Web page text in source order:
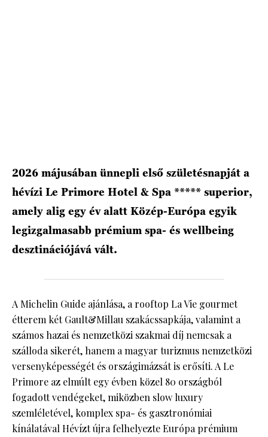
2026 májusában ünnepli első születésnapját a
hévízi Le Primore Hotel & Spa ***** superior,
amely alig egy év alatt Közép-Európa egyik
legizgalmasabb prémium spa- és wellbeing
desztinációjává vált.
A Michelin Guide ajánlása, a rooftop La Vie gourmet
étterem két Gault&Millau szakácssapkája, valamint a
számos hazai és nemzetközi szakmai díj nemcsak a
szálloda sikerét, hanem a magyar turizmus nemzetközi
versenyképességét és országimázsát is erősíti. A Le
Primore az elmúlt egy évben közel 80 országból
fogadott vendégeket, miközben slow luxury
szemléletével, komplex spa- és gasztronómiai
kínálatával Hévízt újra felhelyezte Európa prémium